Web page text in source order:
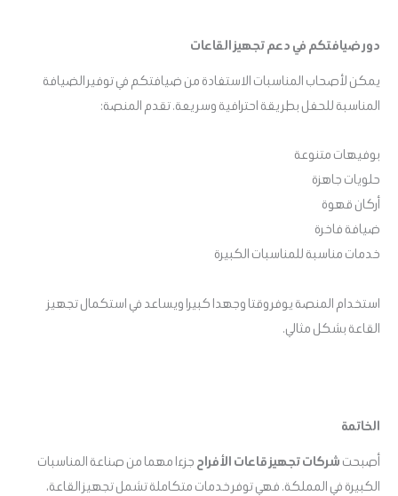
دور ضيافتكم في دعم تجهيز القاعات
يمكن لأصحاب المناسبات الاستفادة من ضيافتكم في توفير الضيافة
المناسبة للحفل بطريقة احترافية وسريعة. تقدم المنصة:
بوفيهات متنوعة
حلويات جاهزة
أركان قهوة
ضيافة فاخرة
خدمات مناسبة للمناسبات الكبيرة
استخدام المنصة يوفر وقتا وجهدا كبيرا ويساعد في استكمال تجهيز
القاعة بشكل مثالي.
الخاتمة
أصبحت شركات تجهيز قاعات الأفراح جزءا مهما من صناعة المناسبات
الكبيرة في المملكة. فهي توفر خدمات متكاملة تشمل تجهيز القاعة،